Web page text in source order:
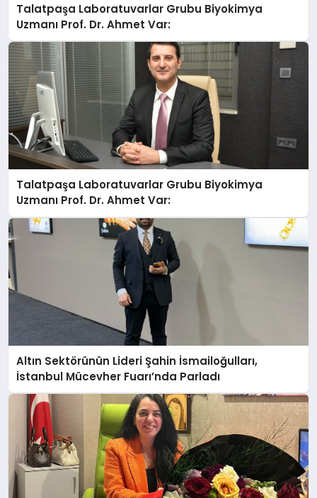
Talatpaşa Laboratuvarlar Grubu Biyokimya
Uzmanı Prof. Dr. Ahmet Var:
Talatpaşa Laboratuvarlar Grubu Biyokimya
Uzmanı Prof. Dr. Ahmet Var:
Altın Sektörünün Lideri Şahin İsmailoğulları,
İstanbul Mücevher Fuarı’nda Parladı ￼